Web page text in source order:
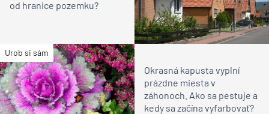
od hranice pozemku?
Urob si sám
Okrasná kapusta vyplní
prázdne miesta v
záhonoch. Ako sa pestuje a
kedy sa začína vyfarbovať?